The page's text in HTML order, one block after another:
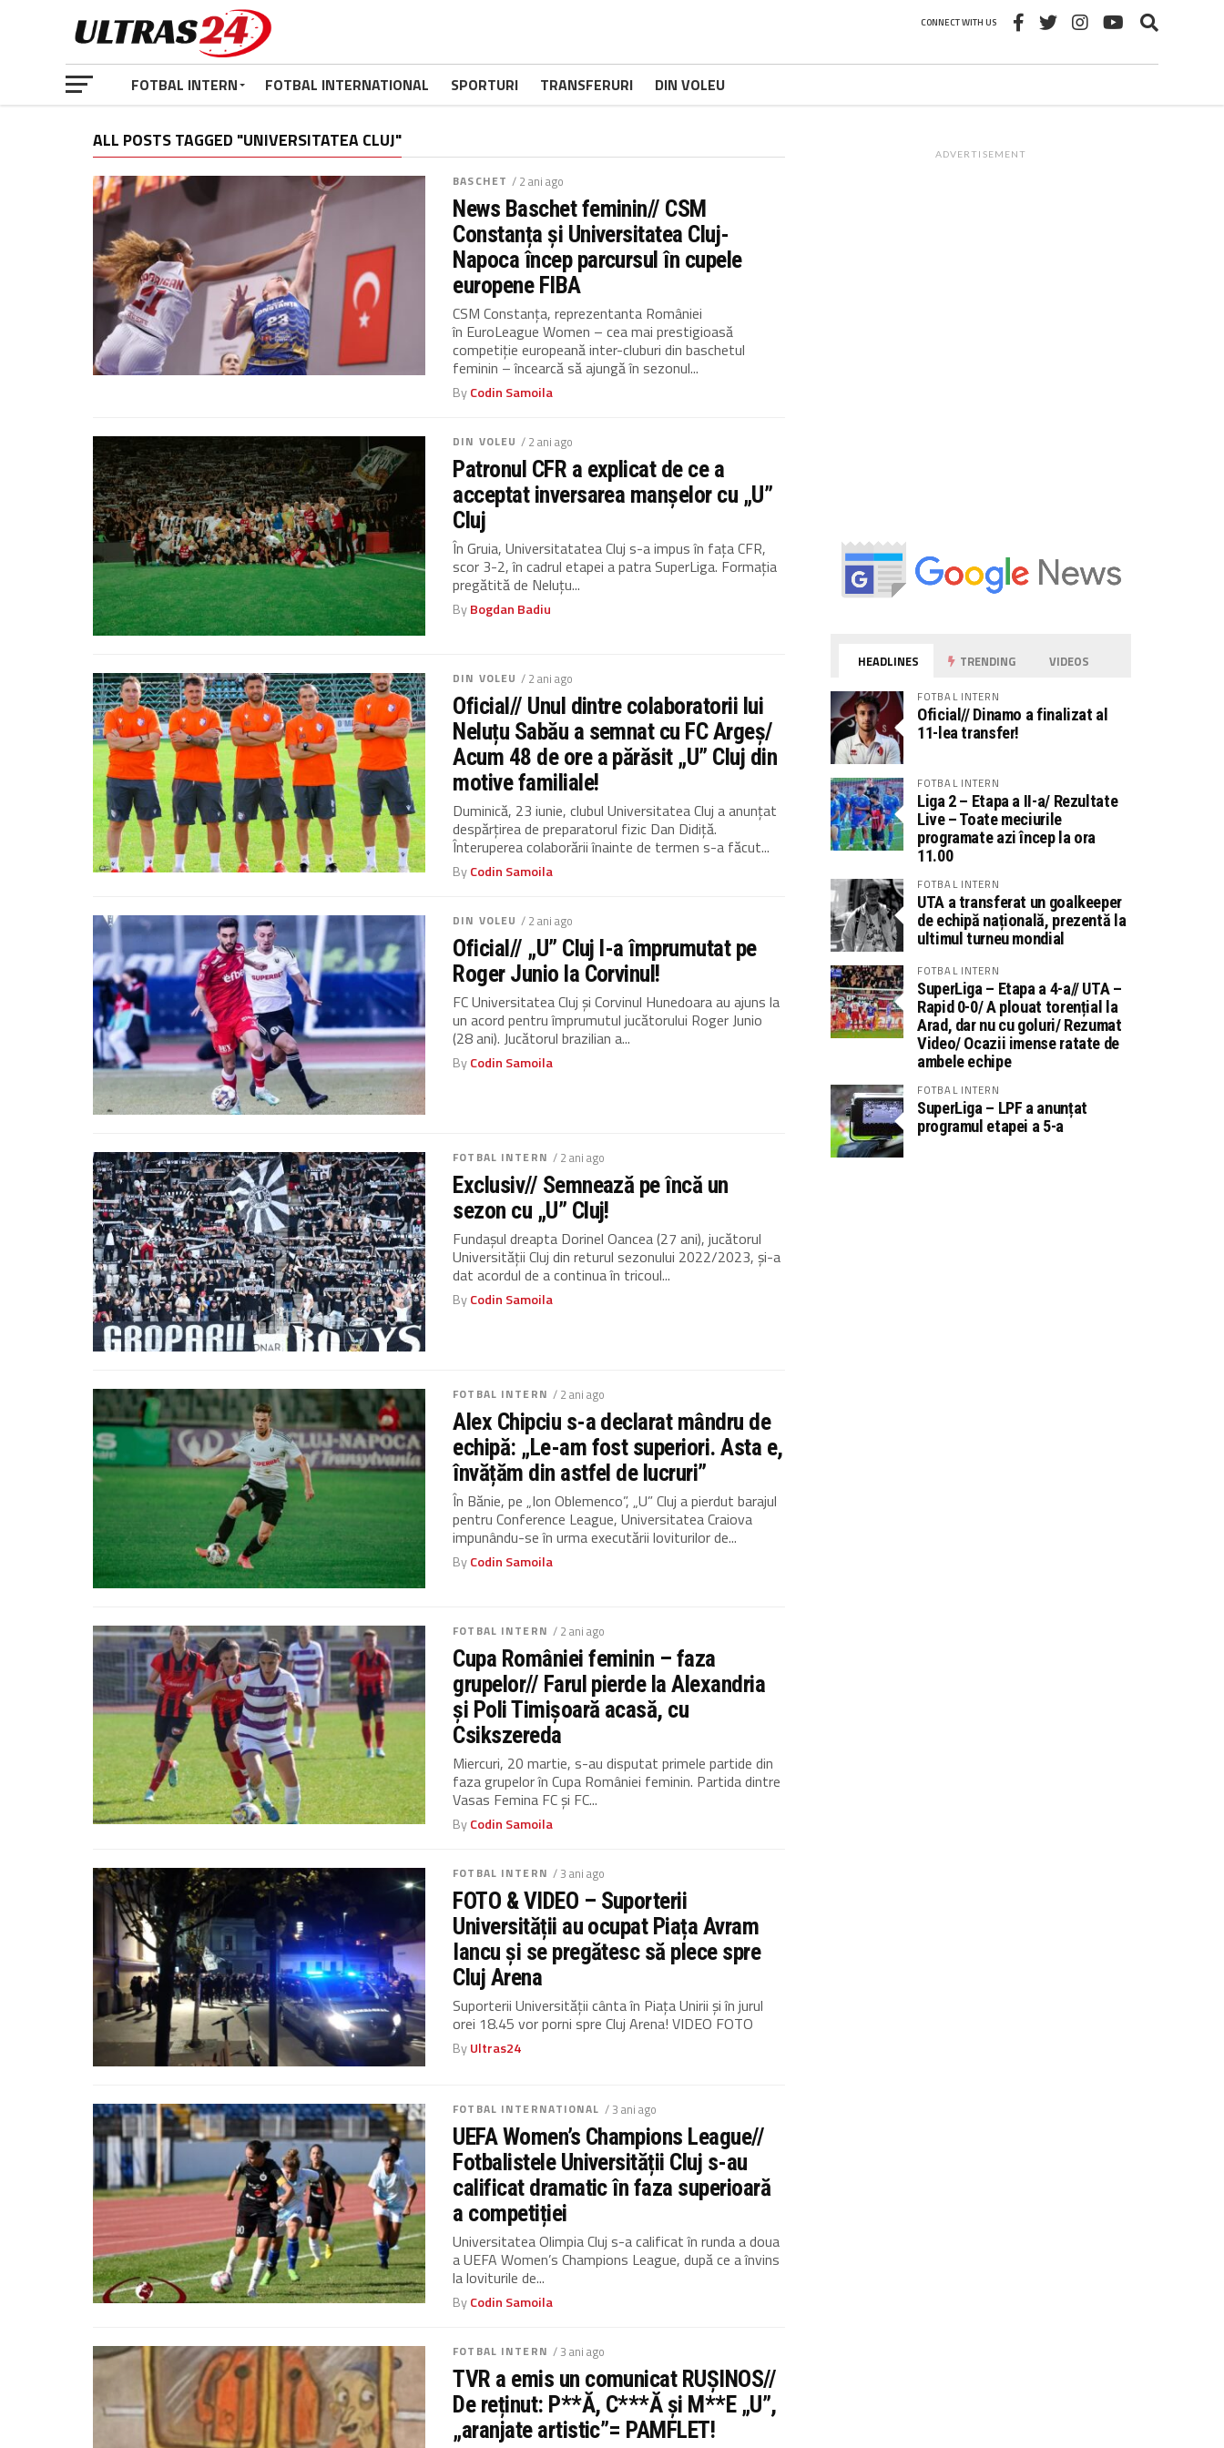
CONNECT WITH US
FOTBAL INTERN FOTBAL INTERNATIONAL SPORTURI TRANSFERURI DIN VOLEU
ALL POSTS TAGGED "UNIVERSITATEA CLUJ"
BASCHET / 2 ani ago
News Baschet feminin// CSM
Constanța și Universitatea Cluj-
Napoca încep parcursul în cupele
europene FIBA
CSM Constanța, reprezentanta României
în EuroLeague Women – cea mai prestigioasă
competiție europeană inter-cluburi din baschetul
feminin – încearcă să ajungă în sezonul...
ByCodin Samoila
DIN VOLEU / 2 ani ago
Patronul CFR a explicat de ce a
acceptat inversarea manșelor cu „U”
Cluj
În Gruia, Universitatatea Cluj s-a impus în fața CFR,
scor 3-2, în cadrul etapei a patra SuperLiga. Formația
pregătită de Neluțu...
ByBogdan Badiu
DIN VOLEU / 2 ani ago
Oficial// Unul dintre colaboratorii lui
Neluțu Sabău a semnat cu FC Argeș/
Acum 48 de ore a părăsit „U” Cluj din
motive familiale!
Duminică, 23 iunie, clubul Universitatea Cluj a anunțat
despărțirea de preparatorul fizic Dan Didiță.
Înteruperea colaborării înainte de termen s-a făcut...
ByCodin Samoila
DIN VOLEU / 2 ani ago
Oficial// „U” Cluj l-a împrumutat pe
Roger Junio la Corvinul!
FC Universitatea Cluj și Corvinul Hunedoara au ajuns la
un acord pentru împrumutul jucătorului Roger Junio
(28 ani). Jucătorul brazilian a...
ByCodin Samoila
FOTBAL INTERN / 2 ani ago
Exclusiv// Semnează pe încă un
sezon cu „U” Cluj!
Fundașul dreapta Dorinel Oancea (27 ani), jucătorul
Universității Cluj din returul sezonului 2022/2023, și-a
dat acordul de a continua în tricoul...
ByCodin Samoila
FOTBAL INTERN / 2 ani ago
Alex Chipciu s-a declarat mândru de
echipă: „Le-am fost superiori. Asta e,
învățăm din astfel de lucruri”
În Bănie, pe „Ion Oblemenco”, „U” Cluj a pierdut barajul
pentru Conference League, Universitatea Craiova
impunându-se în urma executării loviturilor de...
ByCodin Samoila
FOTBAL INTERN / 2 ani ago
Cupa României feminin – faza
grupelor// Farul pierde la Alexandria
și Poli Timișoară acasă, cu
Csikszereda
Miercuri, 20 martie, s-au disputat primele partide din
faza grupelor în Cupa României feminin. Partida dintre
Vasas Femina FC și FC...
ByCodin Samoila
FOTBAL INTERN / 3 ani ago
FOTO & VIDEO – Suporterii
Universității au ocupat Piața Avram
Iancu și se pregătesc să plece spre
Cluj Arena
Suporterii Universității cânta în Piața Unirii și în jurul
orei 18.45 vor porni spre Cluj Arena! VIDEO FOTO
ByUltras24
FOTBAL INTERNATIONAL / 3 ani ago
UEFA Women’s Champions League//
Fotbalistele Universității Cluj s-au
calificat dramatic în faza superioară
a competiției
Universitatea Olimpia Cluj s-a calificat în runda a doua
a UEFA Women’s Champions League, după ce a învins
la loviturile de...
ByCodin Samoila
FOTBAL INTERN / 3 ani ago
TVR a emis un comunicat RUȘINOS//
De reținut: P**Ă, C***Ă și M**E „U”,
„aranjate artistic”= PAMFLET!
ADVERTISEMENT
HEADLINES TRENDING VIDEOS
FOTBAL INTERN
Oficial// Dinamo a finalizat al
11-lea transfer!
FOTBAL INTERN
Liga 2 – Etapa a II-a/ Rezultate
Live – Toate meciurile
programate azi încep la ora
11.00
FOTBAL INTERN
UTA a transferat un goalkeeper
de echipă națională, prezentă la
ultimul turneu mondial
FOTBAL INTERN
SuperLiga – Etapa a 4-a// UTA –
Rapid 0-0/ A plouat torențial la
Arad, dar nu cu goluri/ Rezumat
Video/ Ocazii imense ratate de
ambele echipe
FOTBAL INTERN
SuperLiga – LPF a anunțat
programul etapei a 5-a